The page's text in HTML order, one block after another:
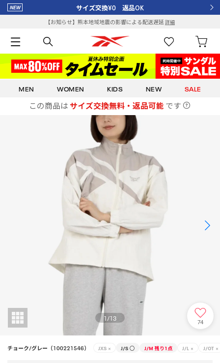
サイズ交換¥0 返品OK
【お知らせ】熊本地域地震の影響による配送遅延詳細
MEN WOMEN KIDS NEW SALE
この商品は サイズ交換無料・返品可能 です
1/13 74
チョーク/グレー（100221546） JXS × J/S ○ J/M 残り1点 J/L × J/OT ×